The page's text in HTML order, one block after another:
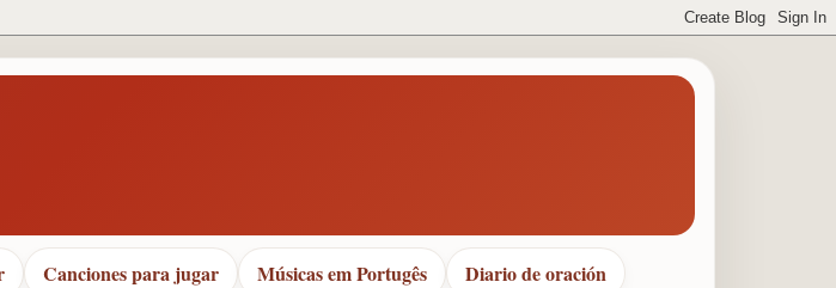
Canciones para jugar Músicas em Portugês
Diario de oración